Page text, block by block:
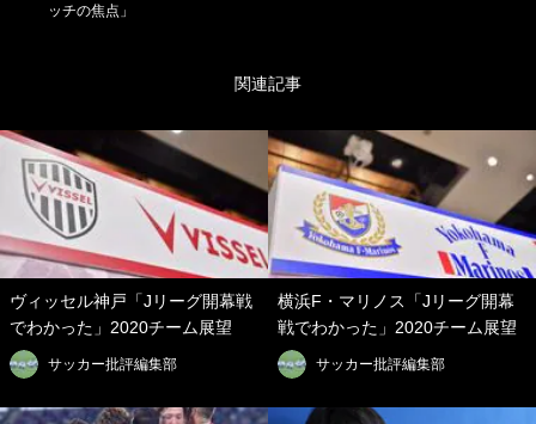
ッチの焦点」
関連記事
ヴィッセル神戸「Jリーグ開幕戦
でわかった」2020チーム展望
サッカー批評編集部
横浜F・マリノス「Jリーグ開幕
戦でわかった」2020チーム展望
サッカー批評編集部